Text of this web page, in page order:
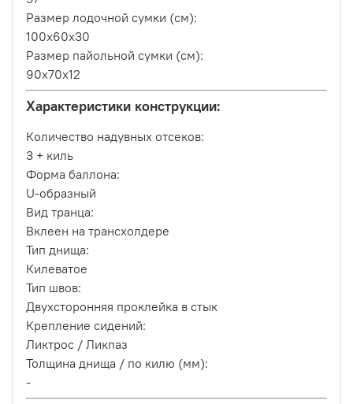
Размер лодочной сумки (см):
100х60х30
Размер пайольной сумки (см):
90х70х12
Характеристики конструкции:
Количество надувных отсеков:
3 + киль
Форма баллона:
U-образный
Вид транца:
Вклеен на трансхолдере
Тип днища:
Килеватое
Тип швов:
Двухсторонняя проклейка в стык
Крепление сидений:
Ликтрос / Ликпаз
Толщина днища / по килю (мм):
-